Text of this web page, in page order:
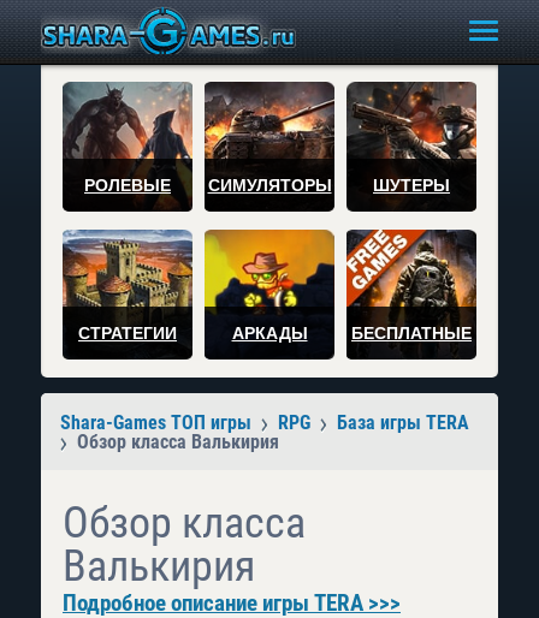
РОЛЕВЫЕ СИМУЛЯТОРЫ ШУТЕРЫ
СТРАТЕГИИ АРКАДЫ БЕСПЛАТНЫЕ
Shara-Games ТОП игры RPG
База игры TERA
Обзор класса Валькирия
Обзор класса
Валькирия
Подробное описание игры TERA >>>